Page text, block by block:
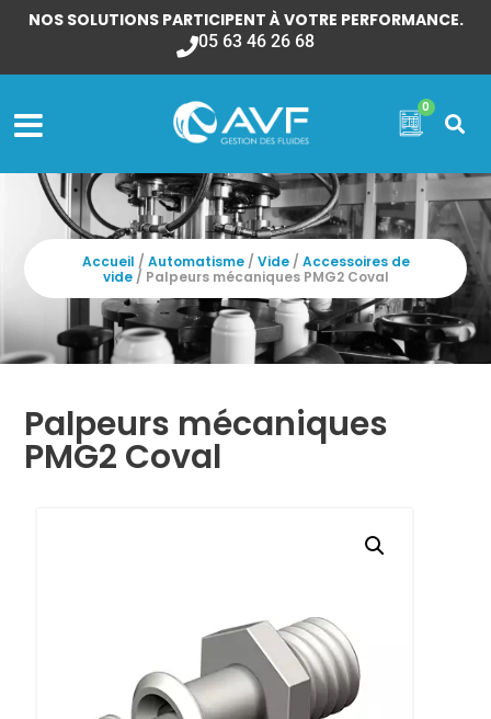
NOS SOLUTIONS PARTICIPENT À VOTRE PERFORMANCE.
05 63 46 26 68
0
Accueil / Automatisme/ Vide/ Accessoires de
vide/ Palpeurs mécaniques PMG2 Coval
Palpeurs mécaniques
PMG2 Coval